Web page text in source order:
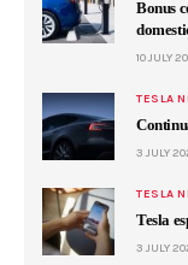
Bonus
10 JULY
TESLA
3 JULY
TESLA
Tesla
3 JULY